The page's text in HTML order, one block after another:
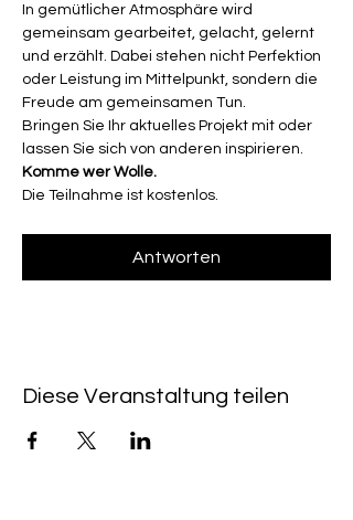
In gemütlicher Atmosphäre wird
gemeinsam gearbeitet, gelacht, gelernt
und erzählt. Dabei stehen nicht Perfektion
oder Leistung im Mittelpunkt, sondern die
Freude am gemeinsamen Tun.
Bringen Sie Ihr aktuelles Projekt mit oder
lassen Sie sich von anderen inspirieren.
Komme wer Wolle.
Die Teilnahme ist kostenlos.
Antworten
Diese Veranstaltung teilen